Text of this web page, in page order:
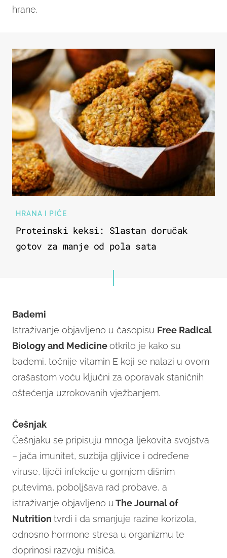
hrane.
HRANA I PIĆE
Proteinski keksi: Slastan doručak
gotov za manje od pola sata
Bademi
Istraživanje objavljeno u časopisu Free Radical
Biology and Medicineotkrilo je kako su
bademi, točnije vitamin E koji se nalazi u ovom
orašastom voću ključni za oporavak staničnih
oštećenja uzrokovanih vježbanjem.
Češnjak
Češnjaku se pripisuju mnoga ljekovita svojstva
– jača imunitet, suzbija gljivice i određene
viruse, liječi infekcije u gornjem dišnim
putevima, poboljšava rad probave, a
istraživanje objavljeno uThe Journal of
Nutrition tvrdi i da smanjuje razine korizola,
odnosno hormone stresa u organizmu te
doprinosi razvoju mišića.